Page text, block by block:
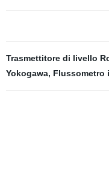
Trasmettitore di livello
Yokogawa, Flussometro